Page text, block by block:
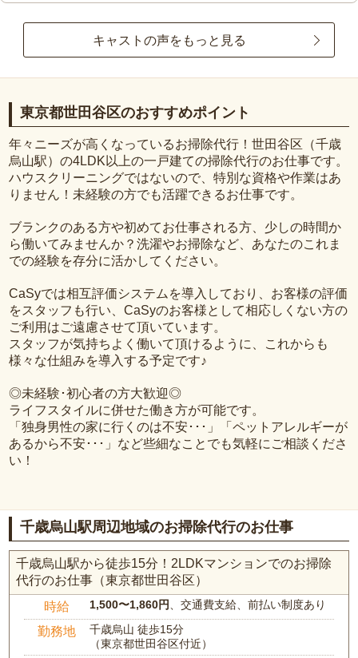
キャストの声をもっと見る
東京都世田谷区のおすすめポイント
年々ニーズが高くなっているお掃除代行！世田谷区（千歳
烏山駅）の4LDK以上の一戸建ての掃除代行のお仕事です。
ハウスクリーニングではないので、特別な資格や作業はあ
りません！未経験の方でも活躍できるお仕事です。
ブランクのある方や初めてお仕事される方、少しの時間か
ら働いてみませんか？洗濯やお掃除など、あなたのこれま
での経験を存分に活かしてください。
CaSyでは相互評価システムを導入しており、お客様の評価
をスタッフも行い、CaSyのお客様として相応しくない方の
ご利用はご遠慮させて頂いています。
スタッフが気持ちよく働いて頂けるように、これからも
様々な仕組みを導入する予定です♪
◎未経験･初心者の方大歓迎◎
ライフスタイルに併せた働き方が可能です。
「独身男性の家に行くのは不安･･･」「ペットアレルギーが
あるから不安･･･」など些細なことでも気軽にご相談くださ
い！
千歳烏山駅周辺地域のお掃除代行のお仕事
千歳烏山駅から徒歩15分！2LDKマンションでのお掃除
代行のお仕事（東京都世田谷区）
時給 1,500〜1,860円、交通費支給、前払い制度あり
勤務地
千歳烏山 徒歩15分
（東京都世田谷区付近）